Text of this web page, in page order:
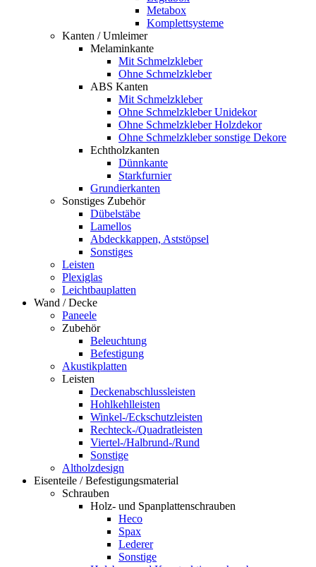
Metabox
Komplettsysteme
Kanten / Umleimer
Melaminkante
Mit Schmelzkleber
Ohne Schmelzkleber
ABS Kanten
Mit Schmelzkleber
Ohne Schmelzkleber Unidekor
Ohne Schmelzkleber Holzdekor
Ohne Schmelzkleber sonstige Dekore
Echtholzkanten
Dünnkante
Starkfurnier
Grundierkanten
Sonstiges Zubehör
Dübelstäbe
Lamellos
Abdeckkappen, Aststöpsel
Sonstiges
Leisten
Plexiglas
Leichtbauplatten
Wand / Decke
Paneele
Zubehör
Beleuchtung
Befestigung
Akustikplatten
Leisten
Deckenabschlussleisten
Hohlkehlleisten
Winkel-/Eckschutzleisten
Rechteck-/Quadratleisten
Viertel-/Halbrund-/Rund
Sonstige
Altholzdesign
Eisenteile / Befestigungsmaterial
Schrauben
Holz- und Spanplattenschrauben
Heco
Spax
Lederer
Sonstige